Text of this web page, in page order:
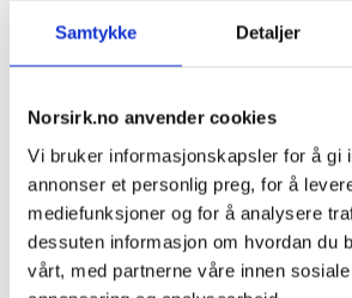
Samtykke Detaljer
Norsirk.no anvender cookies
Vi bruker informasjonskapsler for å gi
annonser et personlig preg, for å
mediefunksjoner og for å analysere
dessuten informasjon om hvordan du
vårt, med partnerne våre innen